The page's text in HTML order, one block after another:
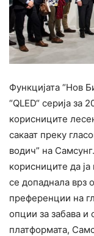
Функцијата “Нов
“QLED“ серија за
корисниците
сакаат преку
водич” на
корисниците да
се допаднала врз
преференции на
опции за забава и
платформата,